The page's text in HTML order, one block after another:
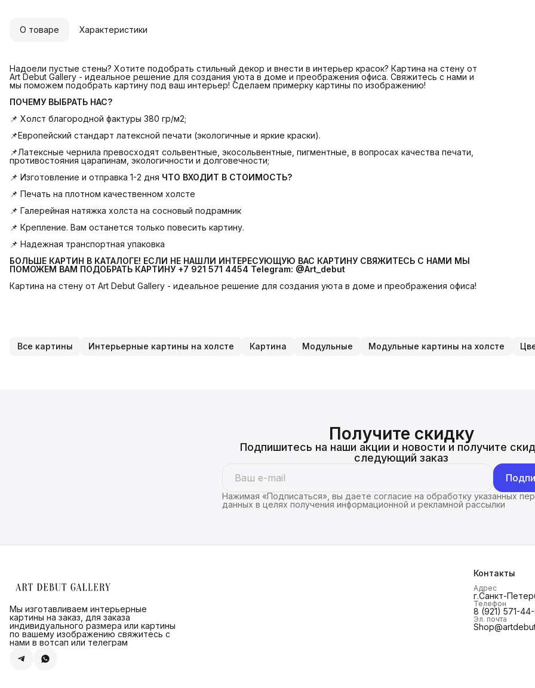
О товаре Характеристики
Надоели пустые стены? Хотите подобрать стильный декор и внести в интерьер красок? Картина на стену от
Art Debut Gallery - идеальное решение для создания уюта в доме и преображения офиса. Свяжитесь с нами и
мы поможем подобрать картину под ваш интерьер! Сделаем примерку картины по изображению!
ПОЧЕМУ ВЫБРАТЬ НАС?
📌 Холст благородной фактуры 380 гр/м2;
📌Европейский стандарт латексной печати (экологичные и яркие краски).
📌Латексные чернила превосходят сольвентные, экосольвентные, пигментные, в вопросах качества печати,
противостояния царапинам, экологичности и долговечности;
📌 Изготовление и отправка 1-2 дня ЧТО ВХОДИТ В СТОИМОСТЬ?
📌 Печать на плотном качественном холсте
📌 Галерейная натяжка холста на сосновый подрамник
📌 Крепление. Вам останется только повесить картину.
📌 Надежная транспортная упаковка
БОЛЬШЕ КАРТИН В КАТАЛОГЕ! ЕСЛИ НЕ НАШЛИ ИНТЕРЕСУЮЩУЮ ВАС КАРТИНУ СВЯЖИТЕСЬ С НАМИ МЫ
ПОМОЖЕМ ВАМ ПОДОБРАТЬ КАРТИНУ +7 921 571 4454 Telegram: @Art_debut
Картина на стену от Art Debut Gallery - идеальное решение для создания уюта в доме и преображения офиса!
Все картины Интерьерные картины на холсте Картина Модульные Модульные картины на холсте
Получите скидку
Подпишитесь на наши акции и новости и получите
следующий заказ
Нажимая «Подписаться», вы даете согласие на обработку указанных
данных в целях получения информационной и рекламной рассылки
Мы изготавливаем интерьерные
картины на заказ, для заказа
индивидуального размера или картины
по вашему изображению свяжитесь с
нами в вотсап или телеграм
Контакты
Адрес
г.Санкт-
Телефон
8 (921) 571-
Эл. почта